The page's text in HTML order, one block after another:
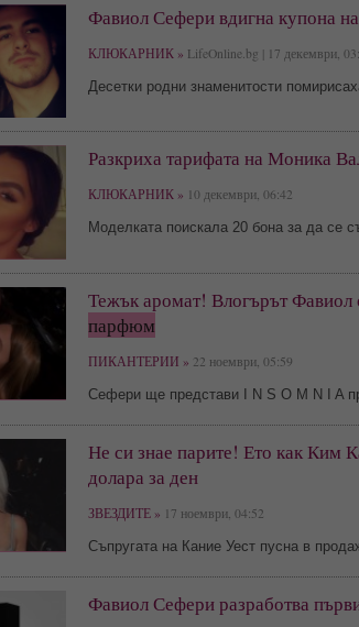
Фавиол Сефери вдигна купона
КЛЮКАРНИК » LifeOnline.bg | 17 декември,
Десетки родни знаменитости
Разкриха тарифата на Моника
КЛЮКАРНИК » 10 декември, 06:42
Моделката поискала 20 бона за да се
Тежък аромат! Влогърът Фавиол
парфюм
ПИКАНТЕРИИ » 22 ноември, 05:59
Сефери ще представи I N S O M N I A
Не си знае парите! Ето как Ким
долара за ден
ЗВЕЗДИТЕ » 17 ноември, 04:52
Съпругата на Кание Уест пусна в
Фавиол Сефери разработва